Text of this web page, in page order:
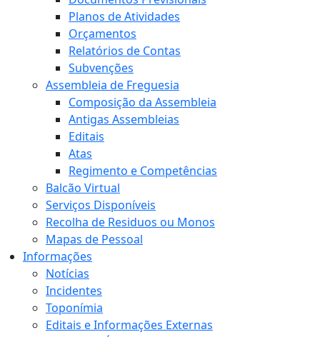
Planos de Atividades
Orçamentos
Relatórios de Contas
Subvenções
Assembleia de Freguesia
Composição da Assembleia
Antigas Assembleias
Editais
Atas
Regimento e Competências
Balcão Virtual
Serviços Disponíveis
Recolha de Residuos ou Monos
Mapas de Pessoal
Informações
Notícias
Incidentes
Toponímia
Editais e Informações Externas